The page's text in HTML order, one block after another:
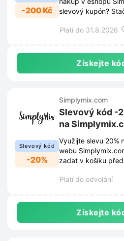
-200 Kč
slevový kupón?
okna na webových
Platí do 31.8.2026
Získejte
Slevový kód
-20%
Simplymix.com
Slevový kód -
na
Využijte slevu 20%
webu
zadat v košíku
Platí do odvolání
Získejte